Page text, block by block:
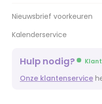
Nieuwsbrief voorkeuren
Kalenderservice
Hulp nodig?
Onze klantenservice